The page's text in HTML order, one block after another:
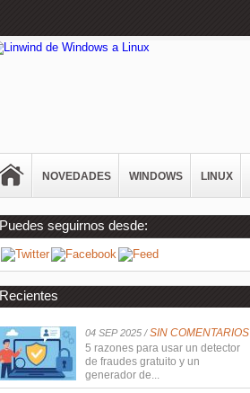
NOVEDADES WINDOWS LINUX
Puedes seguirnos desde:
Recientes
04 SEP 2025 /SIN COMENTARIOS
5 razones para usar un detector
de fraudes gratuito y un
generador de...